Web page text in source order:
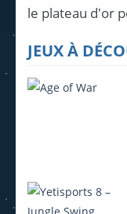
le plateau d'or
JEUX À
Age of War